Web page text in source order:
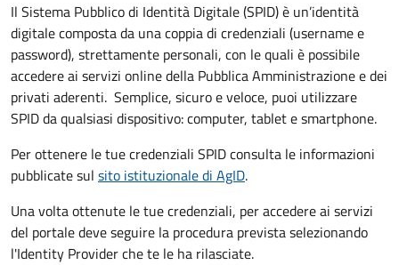
Il Sistema Pubblico di Identità Digitale (SPID) è un’identità
digitale composta da una coppia di credenziali (username e
password), strettamente personali, con le quali è possibile
accedere ai servizi online della Pubblica Amministrazione e dei
privati aderenti. Semplice, sicuro e veloce, puoi utilizzare
SPID da qualsiasi dispositivo: computer, tablet e smartphone.
Per ottenere le tue credenziali SPID consulta le informazioni
pubblicate sul sito istituzionale di AgID.
Una volta ottenute le tue credenziali, per accedere ai servizi
del portale deve seguire la procedura prevista selezionando
l'Identity Provider che te le ha rilasciate.